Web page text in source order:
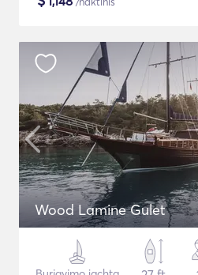
Wood Lamine Gulet